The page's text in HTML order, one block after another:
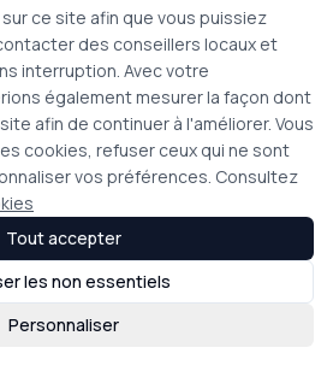
ce site afin que vous puissiez
des conseillers locaux et
interruption. Avec votre
également mesurer la façon dont
afin de continuer à l'améliorer. Vous
cookies, refuser ceux qui ne sont
vos préférences. Consultez
Personnaliser
les non essentiels
Tout accepter